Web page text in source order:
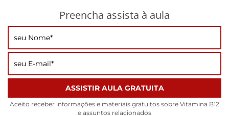
Preencha assista à aula
ASSISTIR AULA GRATUITA
Aceito receber informações e materiais gratuitos sobre Vitamina B12
e assuntos relacionados